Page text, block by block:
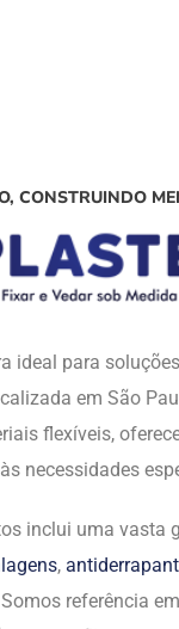
CONSTRUINDO
ideal para
em São
flexíveis,
necessidades
inclui uma vasta
,
referência em